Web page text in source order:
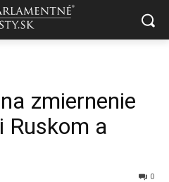
zmiernenie
Ruskom a
0